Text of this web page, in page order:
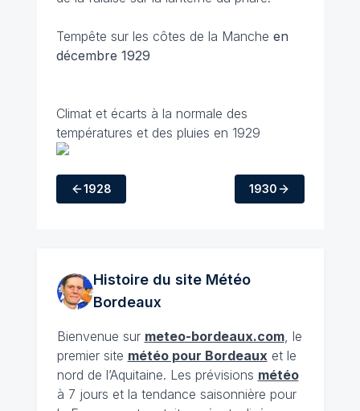
Tempête sur les côtes de la Manche en
décembre 1929
Climat et écarts à la normale des
températures et des pluies en 1929
1928 1930
Histoire du site Météo
Bordeaux
Bienvenue sur meteo-bordeaux.com, le
premier site météo pour Bordeauxet le
nord de l’Aquitaine. Les prévisions météo
à 7 jours et la tendance saisonnière pour